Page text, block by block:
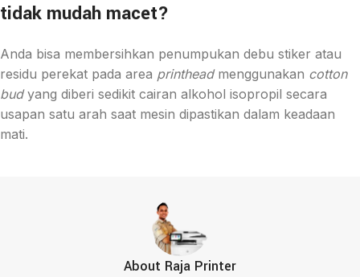
tidak mudah macet?
Anda bisa membersihkan penumpukan debu stiker atau
residu perekat pada area printheadmenggunakan cotton
budyang diberi sedikit cairan alkohol isopropil secara
usapan satu arah saat mesin dipastikan dalam keadaan
mati.
About Raja Printer